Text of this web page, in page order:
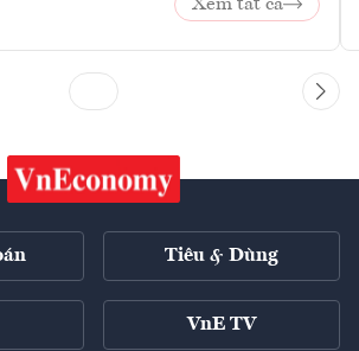
Xem tất cả
Tiêu & Dùng
VnE TV